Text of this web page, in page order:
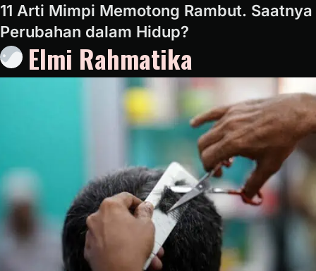
11 Arti Mimpi Memotong Rambut. Saatnya
Perubahan dalam Hidup?
Elmi Rahmatika